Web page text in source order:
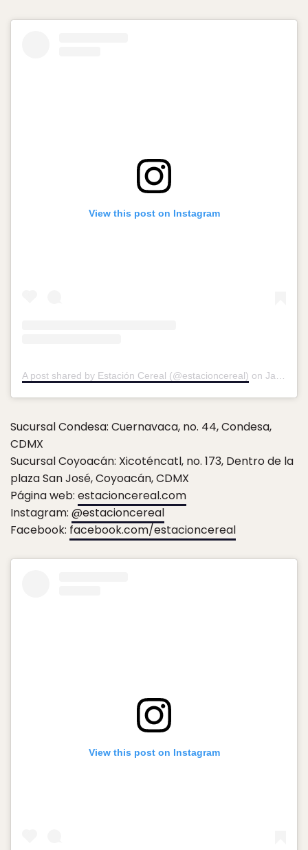
View this post on Instagram
A post shared by Estación Cereal (@estacioncereal) on Jan 5, 2019 at 10:29am PST
Sucursal Condesa: Cuernavaca, no. 44, Condesa,
CDMX
Sucursal Coyoacán: Xicoténcatl, no. 173, Dentro de la
plaza San José, Coyoacán, CDMX
Página web: estacioncereal.com
Instagram: @estacioncereal
Facebook: facebook.com/estacioncereal
View this post on Instagram